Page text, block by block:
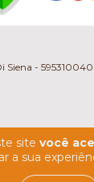
site você
a sua
-